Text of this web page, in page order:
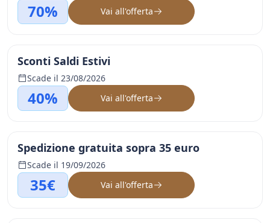
70% Vai all'offerta
Sconti Saldi Estivi
Scade il 23/08/2026
40% Vai all'offerta
Spedizione gratuita sopra 35 euro
Scade il 19/09/2026
35€ Vai all'offerta